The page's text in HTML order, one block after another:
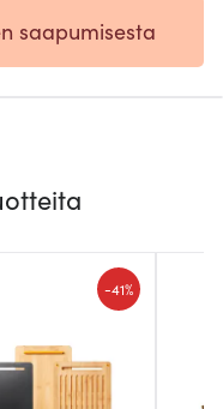
saapumisesta
-41%